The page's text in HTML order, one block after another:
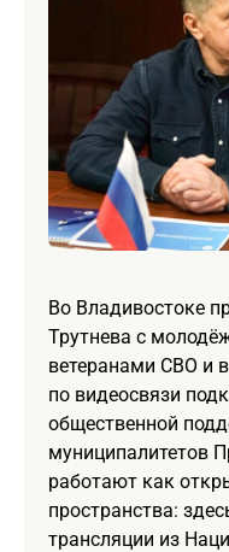
Во Владивостоке
Трутнева с
ветеранами СВО и
по видеосвязи
общественной
муниципалитетов
работают как
пространства:
трансляции из